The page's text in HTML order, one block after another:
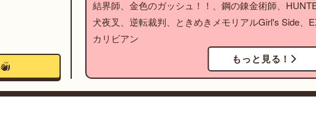
結界師、金色のガッシュ！！、鋼の錬金術師、
犬夜叉、逆転裁判、ときめきメモリアルGirl's Side、
カリビアン
もっと見る！